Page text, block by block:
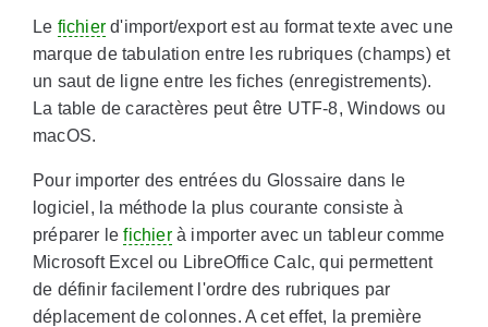
Le fichier d'import/export est au format texte avec une
marque de tabulation entre les rubriques (champs) et
un saut de ligne entre les fiches (enregistrements).
La table de caractères peut être UTF-8, Windows ou
macOS.
Pour importer des entrées du Glossaire dans le
logiciel, la méthode la plus courante consiste à
préparer lefichierà importer avec un tableur comme
Microsoft Excel ou LibreOffice Calc, qui permettent
de définir facilement l'ordre des rubriques par
déplacement de colonnes. A cet effet, la première